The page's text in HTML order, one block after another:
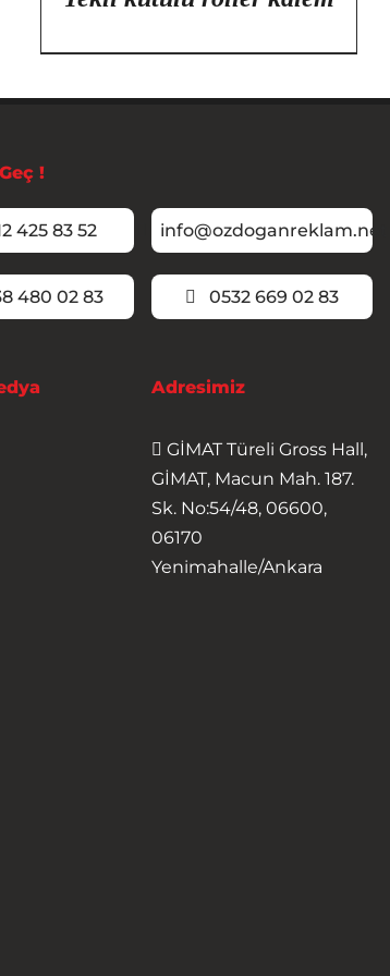
!
425 83 52 info@ozdoganreklam.net
480 02 83 0532 669 02 83
Adresimiz
GİMAT Türeli Gross Hall,
GİMAT, Macun Mah. 187.
Sk. No:54/48, 06600,
06170
Yenimahalle/Ankara